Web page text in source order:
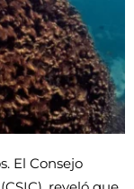
El Consejo